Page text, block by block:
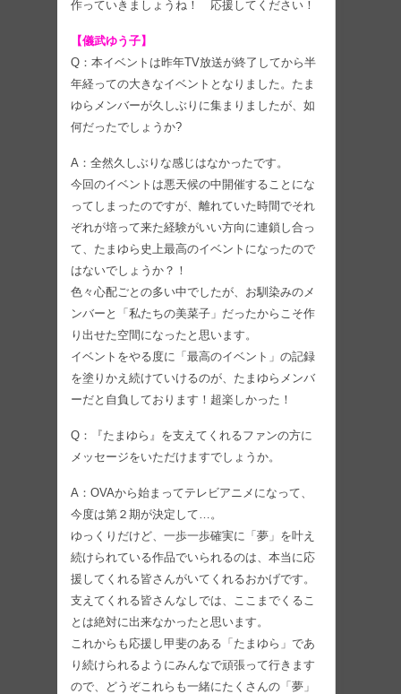
作っていきましょうね！ 応援してください！
【儀武ゆう子】
Q：本イベントは昨年TV放送が終了してから半
年経っての大きなイベントとなりました。たま
ゆらメンバーが久しぶりに集まりましたが、如
何だったでしょうか?
A：全然久しぶりな感じはなかったです。
今回のイベントは悪天候の中開催することにな
ってしまったのですが、離れていた時間でそれ
ぞれが培って来た経験がいい方向に連鎖し合っ
て、たまゆら史上最高のイベントになったので
はないでしょうか？！
色々心配ごとの多い中でしたが、お馴染みのメ
ンバーと「私たちの美菜子」だったからこそ作
り出せた空間になったと思います。
イベントをやる度に「最高のイベント」の記録
を塗りかえ続けていけるのが、たまゆらメンバ
ーだと自負しております！超楽しかった！
Q：『たまゆら』を支えてくれるファンの方に
メッセージをいただけますでしょうか。
A：OVAから始まってテレビアニメになって、
今度は第２期が決定して…。
ゆっくりだけど、一歩一歩確実に「夢」を叶え
続けられている作品でいられるのは、本当に応
援してくれる皆さんがいてくれるおかげです。
支えてくれる皆さんなしでは、ここまでくるこ
とは絶対に出来なかったと思います。
これからも応援し甲斐のある「たまゆら」であ
り続けられるようにみんなで頑張って行きます
ので、どうぞこれらも一緒にたくさんの「夢」